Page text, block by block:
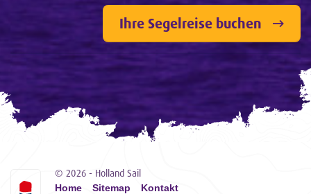
Ihre Segelreise buchen
© 2026 - Holland Sail
Home Sitemap Kontakt